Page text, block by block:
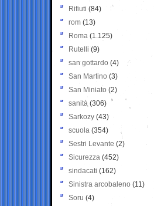
Rifiuti (84)
rom (13)
Roma (1.125)
Rutelli (9)
san gottardo (4)
San Martino (3)
San Miniato (2)
sanità (306)
Sarkozy (43)
scuola (354)
Sestri Levante (2)
Sicurezza (452)
sindacati (162)
Sinistra arcobaleno (11)
Soru (4)